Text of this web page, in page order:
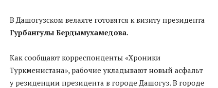
ВДашогузском велаяте готовятся к визиту президента
Гурбангулы Бердымухамедова.
Как сообщают корреспонденты «Хроники
Туркменистана», рабочие укладывают новый асфальт
у резиденции президента в городе Дашогуз. В городе